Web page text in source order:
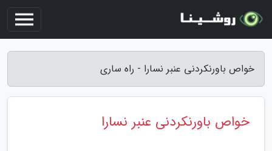
خواص باورنکردنی عنبر نسارا - راه ساری
خواص باورنکردنی عنبر نسارا